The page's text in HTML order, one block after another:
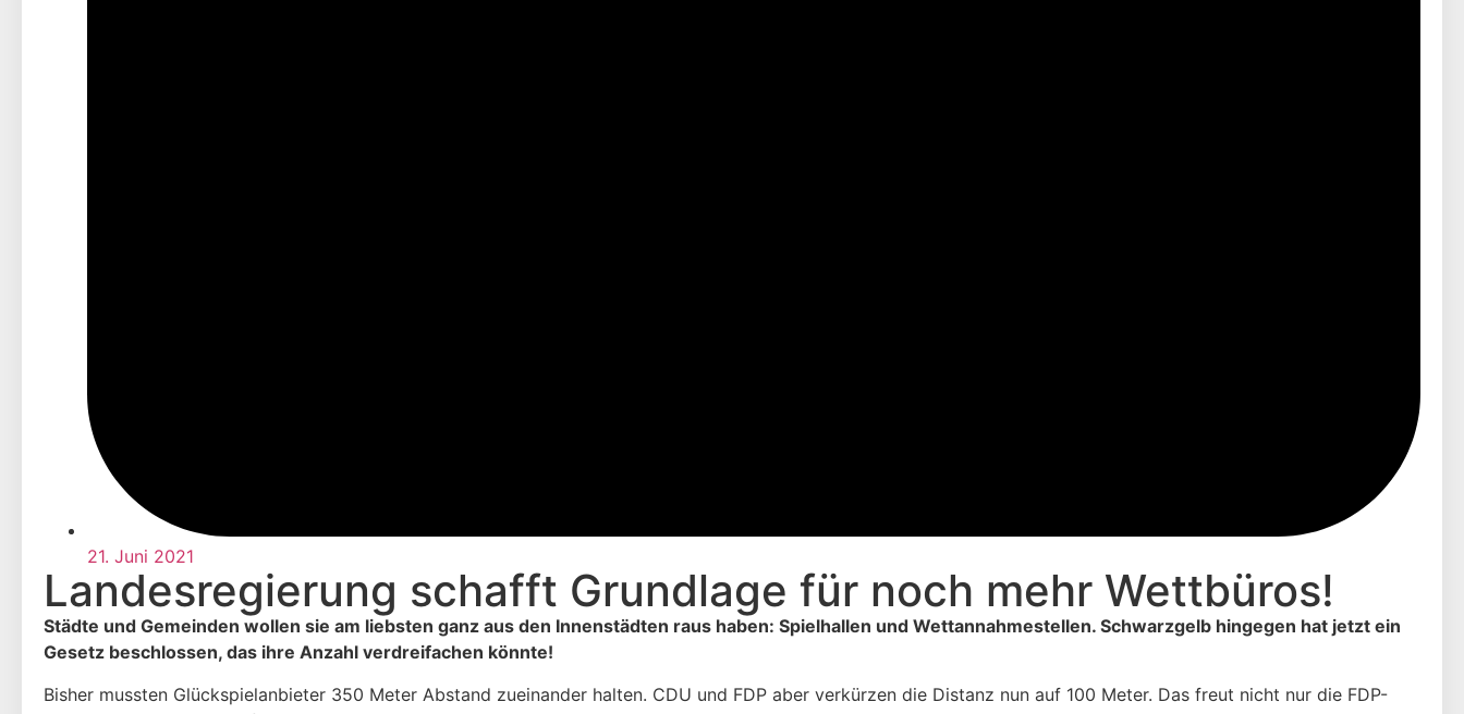
21. Juni 2021
Landesregierung schafft Grundlage für noch mehr Wettbüros!
Städte und Gemeinden wollen sie am liebsten ganz aus den Innenstädten raus haben: Spielhallen und Wettannahmestellen. Schwarzgelb hingegen hat jetzt ein
Gesetz beschlossen, das ihre Anzahl verdreifachen könnte!
Bisher mussten Glückspielanbieter 350 Meter Abstand zueinander halten. CDU und FDP aber verkürzen die Distanz nun auf 100 Meter. Das freut nicht nur die FDP-